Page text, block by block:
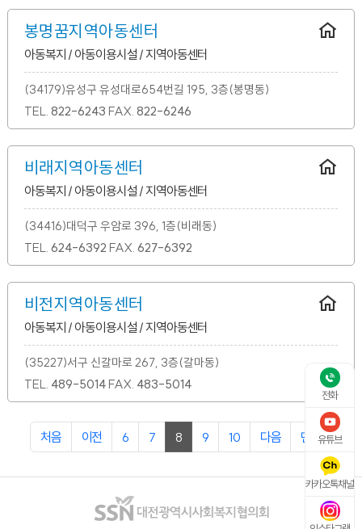
전화
유튜브
카카오톡채널
봉명꿈지역아동센터
아동복지 / 아동이용시설 / 지역아동센터
(34179)유성구 유성대로654번길 195, 3층(봉명동)
TEL. 822-6243 FAX. 822-6246
비래지역아동센터
아동복지 / 아동이용시설 / 지역아동센터
(34416)대덕구 우암로 396, 1층(비래동)
TEL. 624-6392 FAX. 627-6392
비전지역아동센터
아동복지 / 아동이용시설 / 지역아동센터
(35227)서구 신갈마로 267, 3층(갈마동)
TEL. 489-5014 FAX. 483-5014
처음 이전 6 7 8 9 10 다음 맨끝